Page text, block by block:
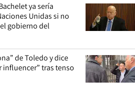
ya sería
Unidas si no
gobierno del
de Toledo y dice
influencer” tras tenso